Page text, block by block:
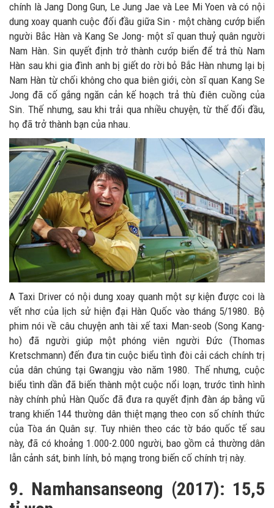
chính là Jang Dong Gun, Le Jung Jae và Lee Mi Yoen và có nội
dung xoay quanh cuộc đối đầu giữa Sin - một chàng cướp biển
người Bắc Hàn và Kang Se Jong- một sĩ quan thuỷ quân người
Nam Hàn. Sin quyết định trở thành cướp biển để trả thù Nam
Hàn sau khi gia đình anh bị giết do rời bỏ Bắc Hàn nhưng lại bị
Nam Hàn từ chối không cho qua biên giới, còn sĩ quan Kang Se
Jong đã cố gắng ngăn cản kế hoạch trả thù điên cuồng của
Sin. Thế nhưng, sau khi trải qua nhiều chuyện, từ thế đối đầu,
họ đã trở thành bạn của nhau.
A Taxi Driver có nội dung xoay quanh một sự kiện được coi là
vết nhơ của lịch sử hiện đại Hàn Quốc vào tháng 5/1980. Bộ
phim nói về câu chuyện anh tài xế taxi Man-seob (Song Kang-
ho) đã người giúp một phóng viên người Đức (Thomas
Kretschmann) đến đưa tin cuộc biểu tình đòi cải cách chính trị
của dân chúng tại Gwangju vào năm 1980. Thế nhưng, cuộc
biểu tình dần đã biến thành một cuộc nổi loạn, trước tình hình
này chính phủ Hàn Quốc đã đưa ra quyết định đàn áp bằng vũ
trang khiến 144 thường dân thiệt mạng theo con số chính thức
của Tòa án Quân sự. Tuy nhiên theo các tờ báo quốc tế sau
này, đã có khoảng 1.000-2.000 người, bao gồm cả thường dân
lẫn cảnh sát, binh lính, bỏ mạng trong biến cố chính trị này.
9. Namhansanseong (2017): 15,5